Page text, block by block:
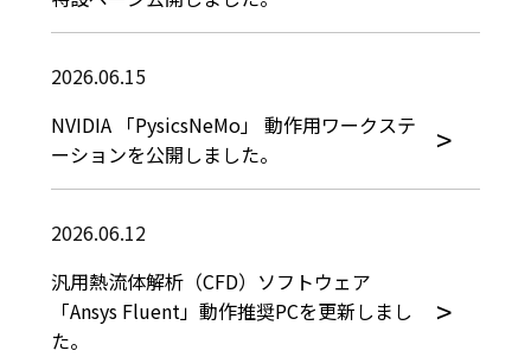
2026.06.15
NVIDIA 「PysicsNeMo」 動作用ワークステ
ーションを公開しました。
2026.06.12
汎用熱流体解析（CFD）ソフトウェア
「Ansys Fluent」動作推奨PCを更新しまし
た。